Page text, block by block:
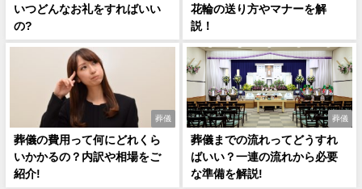
いつどんなお礼をすればいい
の?
花輪の送り方やマナーを解
説！
葬儀
葬儀の費用って何にどれくら
いかかるの？内訳や相場をご
紹介!
葬儀
葬儀までの流れってどうすれ
ばいい？一連の流れから必要
な準備を解説!